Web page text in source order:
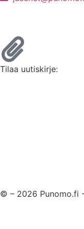
Tilaa uutiskirje:
© – 2026 Punomo.fi